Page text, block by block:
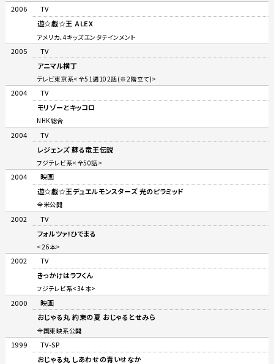
2006
TV
遊☆戯☆王 ALEX
アメリカ、4キッズエンタテインメント
2005
TV
アニマル横丁
テレビ東京系<全51週102話(※2階立て)>
2004
TV
モリゾーとキッコロ
NHK総合
2004
TV
レジェンズ 蘇る竜王伝説
フジテレビ系<全50話>
2004
映画
遊☆戯☆王デュエルモンスターズ 光のピラミッド
全米公開
2002
TV
フォルツァ!ひでまる
<26本>
2002
TV
きっかけはラフくん
フジテレビ系<34本>
2000
映画
おじゃる丸 約束の夏 おじゃるとせみら
全国東映系公開
1999
TV-SP
おじゃる丸 しあわせの青いせなか